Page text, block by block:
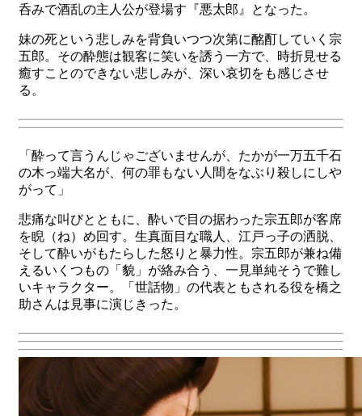
呑みで酒乱の主人公が登場す『悪太郎』となった。
妹の死という悲しみを背負いつつ次第に酩酊していく宗
五郎。その酔態は観客に笑いを誘う一方で、時折見せる
癒すことのできない悲しみが、深い哀切をも感じさせ
る。
「酔って言うんじゃございませんが、たかが一万五千石
の木っ端大名が、何の罪もない人間をなぶり殺しにしや
がって」
悲痛な叫びとともに、酔いで目の据わった宗五郎が客席
を睨（ね）め回す。生真面目な職人、江戸っ子の洒脱、
そして酔いがもたらした怒りと暴力性。宗五郎が兼ね備
えるいくつもの「貌」が絡み合う、一見単純そうで難し
いキャラクター。「世話物」の代表ともされる役を橋之
助さんは見事に演じきった。